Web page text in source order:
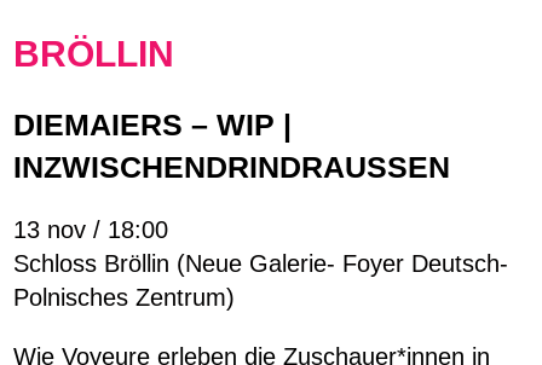
BRÖLLIN
DIEMAIERS – WIP |
INZWISCHENDRINDRAUSSEN
13 nov / 18:00
Schloss Bröllin (Neue Galerie- Foyer Deutsch-
Polnisches Zentrum)
Wie Voyeure erleben die Zuschauer*innen in